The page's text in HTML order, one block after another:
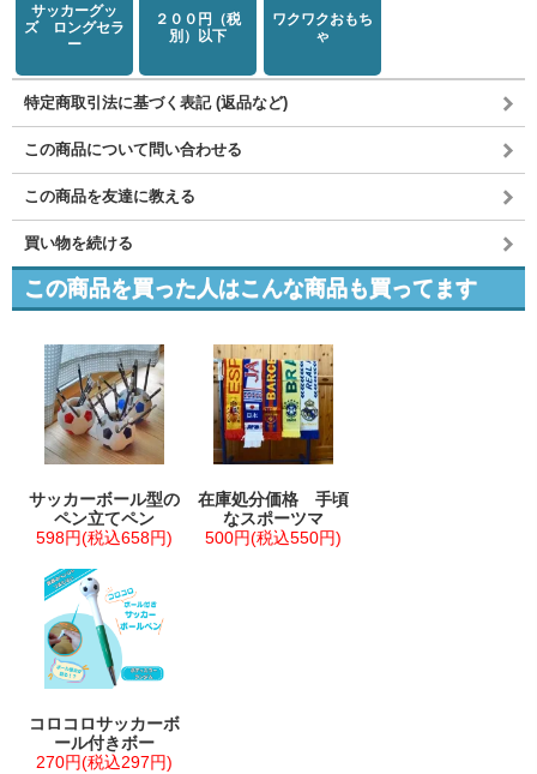
サッカーグッ
ズ ロングセラ
ー
２００円（税
別）以下
ワクワクおもち
ゃ
特定商取引法に基づく表記 (返品など)
この商品について問い合わせる
この商品を友達に教える
買い物を続ける
この商品を買った人はこんな商品も買ってます
サッカーボール型の
ペン立てペン
598円(税込658円)
在庫処分価格 手頃
なスポーツマ
500円(税込550円)
コロコロサッカーボ
ール付きボー
270円(税込297円)